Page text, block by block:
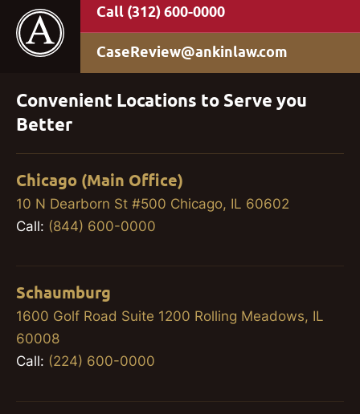
(312) 600-0000
CaseReview@ankinlaw.com
Convenient Locations to Serve you
Better
Chicago (Main Office)
10 N Dearborn St #500 Chicago, IL 60602
Call: (844) 600-0000
Schaumburg
1600 Golf Road Suite 1200 Rolling Meadows, IL
60008
Call: (224) 600-0000